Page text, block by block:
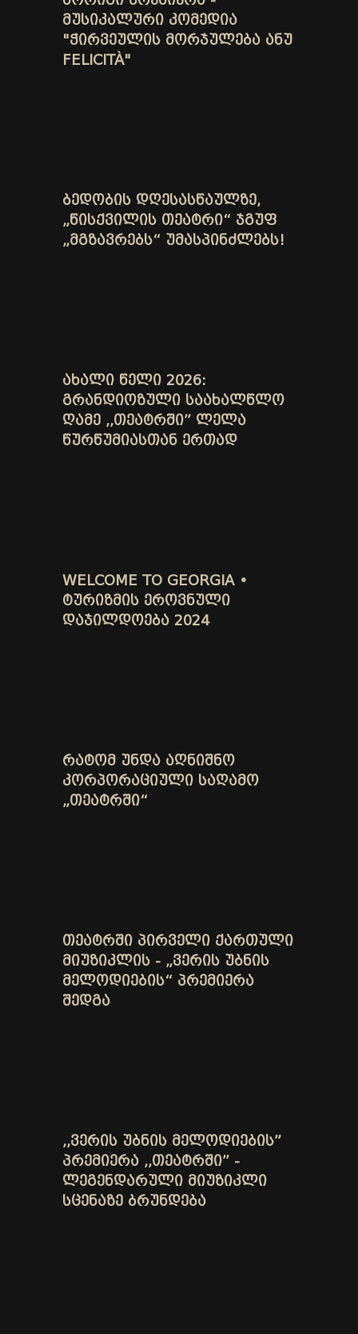
ᲛᲣᲡᲘᲙᲐᲚᲣᲠᲘ ᲙᲝᲛᲔᲓᲘᲐ
"ᲭᲘᲠᲕᲔᲣᲚᲘᲡ ᲛᲝᲠᲯᲣᲚᲔᲑᲐ ᲐᲜᲣ
FELICITÀ"
ᲑᲔᲓᲝᲑᲘᲡ ᲓᲦᲔᲡᲐᲡᲬᲐᲣᲚᲖᲔ,
„ᲬᲘᲡᲥᲕᲘᲚᲘᲡ ᲗᲔᲐᲢᲠᲘ“ ᲯᲒᲣᲤ
„ᲛᲒᲖᲐᲕᲠᲔᲑᲡ“ ᲣᲛᲐᲡᲞᲘᲜᲫᲚᲔᲑᲡ!
ᲐᲮᲐᲚᲘ ᲬᲔᲚᲘ 2026:
ᲒᲠᲐᲜᲓᲘᲝᲖᲣᲚᲘ ᲡᲐᲐᲮᲐᲚᲬᲚᲝ
ᲦᲐᲛᲔ ,,ᲗᲔᲐᲢᲠᲨᲘ” ᲚᲔᲚᲐ
ᲬᲣᲠᲬᲣᲛᲘᲐᲡᲗᲐᲜ ᲔᲠᲗᲐᲓ
WELCOME TO GEORGIA •
ᲢᲣᲠᲘᲖᲛᲘᲡ ᲔᲠᲝᲕᲜᲣᲚᲘ
ᲓᲐᲯᲘᲚᲓᲝᲔᲑᲐ 2024
ᲠᲐᲢᲝᲛ ᲣᲜᲓᲐ ᲐᲦᲜᲘᲨᲜᲝ
ᲙᲝᲠᲞᲝᲠᲐᲪᲘᲣᲚᲘ ᲡᲐᲦᲐᲛᲝ
„ᲗᲔᲐᲢᲠᲨᲘ“
ᲗᲔᲐᲢᲠᲨᲘ ᲞᲘᲠᲕᲔᲚᲘ ᲥᲐᲠᲗᲣᲚᲘ
ᲛᲘᲣᲖᲘᲙᲚᲘᲡ - „ᲕᲔᲠᲘᲡ ᲣᲑᲜᲘᲡ
ᲛᲔᲚᲝᲓᲘᲔᲑᲘᲡ“ ᲞᲠᲔᲛᲘᲔᲠᲐ
ᲨᲔᲓᲒᲐ
,,ᲕᲔᲠᲘᲡ ᲣᲑᲜᲘᲡ ᲛᲔᲚᲝᲓᲘᲔᲑᲘᲡ”
ᲞᲠᲔᲛᲘᲔᲠᲐ ,,ᲗᲔᲐᲢᲠᲨᲘ” -
ᲚᲔᲒᲔᲜᲓᲐᲠᲣᲚᲘ ᲛᲘᲣᲖᲘᲙᲚᲘ
ᲡᲪᲔᲜᲐᲖᲔ ᲑᲠᲣᲜᲓᲔᲑᲐ